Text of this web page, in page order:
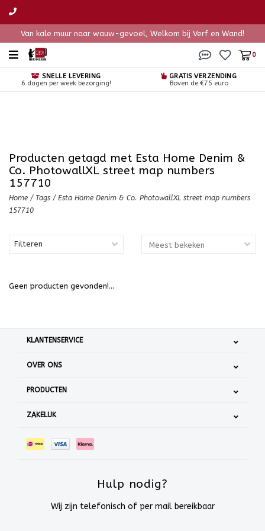
Van kale muur naar wauw-gevoel, Welkom bij Verf en Wand!
0
SNELLE LEVERING
6 dagen per week bezorging!
GRATIS VERZENDING
Boven de €75 euro
Producten getagd met Esta Home Denim &
Co. PhotowallXL street map numbers
157710
Home / Tags / Esta Home Denim & Co. PhotowallXL street map numbers
157710
Filteren
Geen producten gevonden!...
KLANTENSERVICE
OVER ONS
PRODUCTEN
ZAKELIJK
Hulp nodig?
Wij zijn telefonisch of per mail bereikbaar